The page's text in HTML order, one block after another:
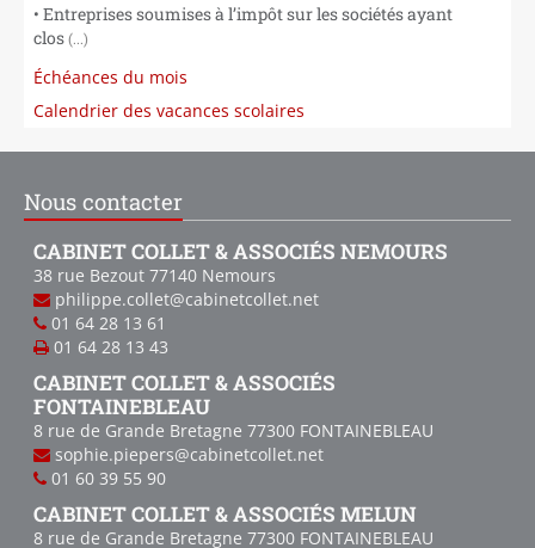
• Entreprises soumises à l’impôt sur les sociétés ayant
clos (...)
Échéances du mois
Calendrier des vacances scolaires
Nous contacter
CABINET COLLET & ASSOCIÉS NEMOURS
38 rue Bezout 77140 Nemours
philippe.collet@cabinetcollet.net
01 64 28 13 61
01 64 28 13 43
CABINET COLLET & ASSOCIÉS
FONTAINEBLEAU
8 rue de Grande Bretagne 77300 FONTAINEBLEAU
sophie.piepers@cabinetcollet.net
01 60 39 55 90
CABINET COLLET & ASSOCIÉS MELUN
8 rue de Grande Bretagne 77300 FONTAINEBLEAU